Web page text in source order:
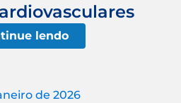
lendo
de 2026